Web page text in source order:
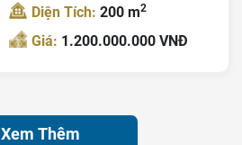
Diện Tích:200 m2
Giá: 1.200.000.000 VNĐ
Xem Thêm